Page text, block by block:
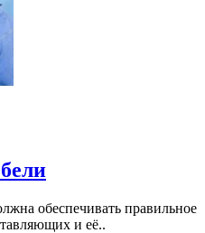
обеспечивать правильное
и её..